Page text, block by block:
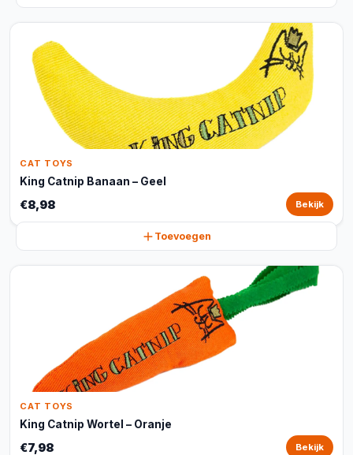
CAT TOYS
King Catnip Banaan – Geel
€8,98 Bekijk
Toevoegen
CAT TOYS
King Catnip Wortel – Oranje
€7,98 Bekijk